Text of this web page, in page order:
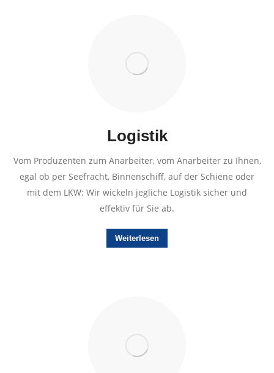
Logistik
Vom Produzenten zum Anarbeiter, vom Anarbeiter zu Ihnen,
egal ob per Seefracht, Binnenschiff, auf der Schiene oder
mit dem LKW: Wir wickeln jegliche Logistik sicher und
effektiv für Sie ab.
Weiterlesen